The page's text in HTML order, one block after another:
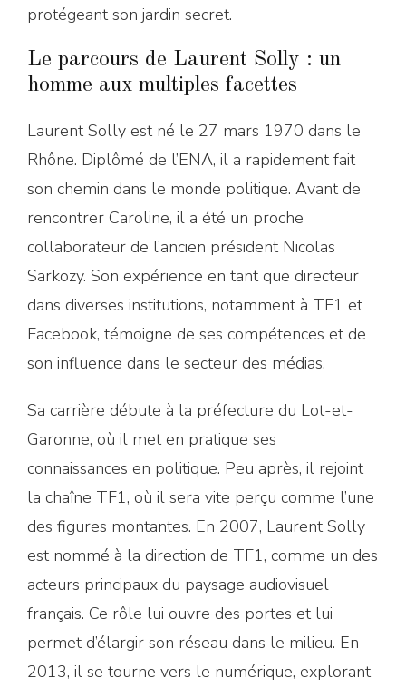
protégeant son jardin secret.
Le parcours de Laurent Solly : un
homme aux multiples facettes
Laurent Solly est né le 27 mars 1970 dans le
Rhône. Diplômé de l’ENA, il a rapidement fait
son chemin dans le monde politique. Avant de
rencontrer Caroline, il a été un proche
collaborateur de l’ancien président Nicolas
Sarkozy. Son expérience en tant que directeur
dans diverses institutions, notamment à TF1 et
Facebook, témoigne de ses compétences et de
son influence dans le secteur des médias.
Sa carrière débute à la préfecture du Lot-et-
Garonne, où il met en pratique ses
connaissances en politique. Peu après, il rejoint
la chaîne TF1, où il sera vite perçu comme l’une
des figures montantes. En 2007, Laurent Solly
est nommé à la direction de TF1, comme un des
acteurs principaux du paysage audiovisuel
français. Ce rôle lui ouvre des portes et lui
permet d’élargir son réseau dans le milieu. En
2013, il se tourne vers le numérique, explorant